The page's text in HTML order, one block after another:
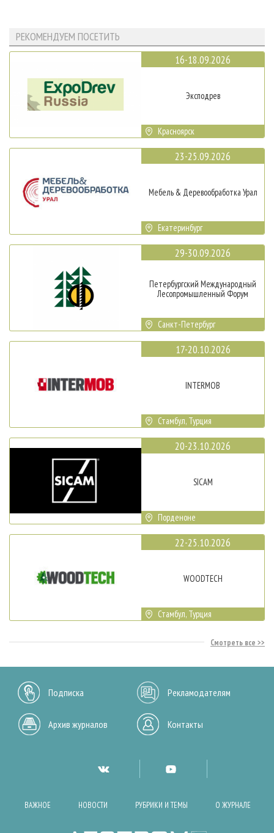
РЕКОМЕНДУЕМ ПОСЕТИТЬ
16-18.09.2026
Эксподрев
Красноярск
23-25.09.2026
Мебель & Деревообработка Урал
Екатеринбург
29-30.09.2026
Петербургский Международный
Лесопромышленный Форум
Санкт-Петербург
17-20.10.2026
INTERMOB
Стамбул, Турция
20-23.10.2026
SICAM
Порденоне
22-25.10.2026
WOODTECH
Стамбул, Турция
Смотреть все
Подписка Рекламодателям
Архив журналов Контакты
ВАЖНОЕ НОВОСТИ РУБРИКИ И ТЕМЫ О ЖУРНАЛЕ